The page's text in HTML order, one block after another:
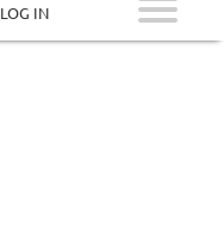
LOG IN